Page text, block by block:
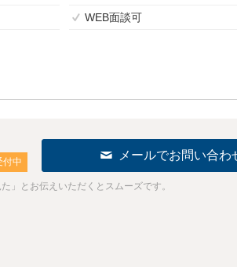
WEB面談可
付中 メールでお問い合わ
」とお伝えいただくとスムーズです。